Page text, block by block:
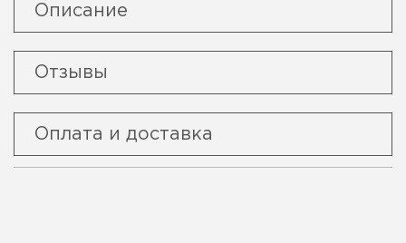
Описание
Отзывы
Оплата и доставка